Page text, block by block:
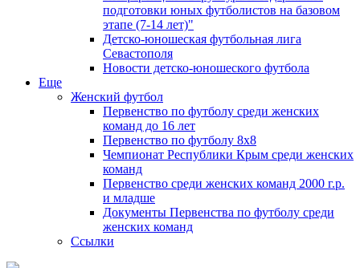
подготовки юных футболистов на базовом
этапе (7-14 лет)"
Детско-юношеская футбольная лига
Севастополя
Новости детско-юношеского футбола
Еще
Женский футбол
Первенство по футболу среди женских
команд до 16 лет
Первенство по футболу 8х8
Чемпионат Республики Крым среди женских
команд
Первенство среди женских команд 2000 г.р.
и младше
Документы Первенства по футболу среди
женских команд
Ссылки